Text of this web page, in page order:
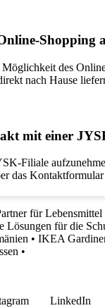
Shopping
des
nach Hause
mit einer
Filiale
das
für Lebensmittel
Lösungen für die
• IKEA
•
LinkedIn